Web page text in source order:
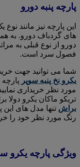
پارچه پنبه دورو
این پارچه نیز مانند
های گردباف دورو. به
دورو از نوع قبلی به
فصول سرد است.
شما می توانید جهت
یکرو نخ پنبه سوپر
مورد نظر خریداری
تریکو ماکان یکرو
براش تنها مدل های
رنگ مورد نظر خود را
ویژگی پارچه یکرو